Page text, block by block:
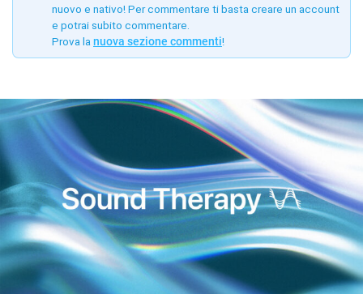
nuovo e nativo! Per commentare ti basta creare un account
e potrai subito commentare.
Prova la nuova sezione commenti!